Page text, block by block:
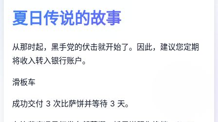
夏日传说的故事
从那时起，黑手党的伏击就开始了。因此，建议您定期
将收入转入银行账户。
滑板车
成功交付 3 次比萨饼并等待 3 天。